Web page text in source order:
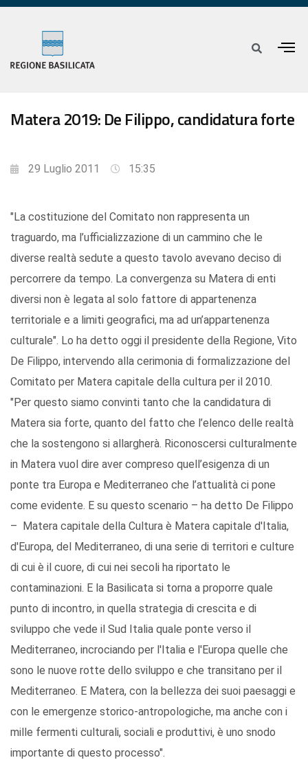
Matera 2019: De Filippo, candidatura forte
29 Luglio 2011 15:35
"La costituzione del Comitato non rappresenta un
traguardo, ma l’ufficializzazione di un cammino che le
diverse realtà sedute a questo tavolo avevano deciso di
percorrere da tempo. La convergenza su Matera di enti
diversi non è legata al solo fattore di appartenenza
territoriale e a limiti geografici, ma ad un’appartenenza
culturale". Lo ha detto oggi il presidente della Regione, Vito
De Filippo, intervendo alla cerimonia di formalizzazione del
Comitato per Matera capitale della cultura per il 2010.
"Per questo siamo convinti tanto che la candidatura di
Matera sia forte, quanto del fatto che l’elenco delle realtà
che la sostengono si allargherà. Riconoscersi culturalmente
in Matera vuol dire aver compreso quell’esigenza di un
ponte tra Europa e Mediterraneo che l’attualità ci pone
come evidente. E su questo scenario – ha detto De Filippo
– Matera capitale della Cultura è Matera capitale d'Italia,
d'Europa, del Mediterraneo, di una serie di territori e culture
di cui è il cuore, di cui nei secoli ha riportato le
contaminazioni. E la Basilicata si torna a proporre quale
punto di incontro, in quella strategia di crescita e di
sviluppo che vede il Sud Italia quale ponte verso il
Mediterraneo, incrociando per l'Italia e l'Europa quelle che
sono le nuove rotte dello sviluppo e che transitano per il
Mediterraneo. E Matera, con la bellezza dei suoi paesaggi e
con le emergenze storico-antropologiche, ma anche con i
mille fermenti culturali, sociali e produttivi, è uno snodo
importante di questo processo".